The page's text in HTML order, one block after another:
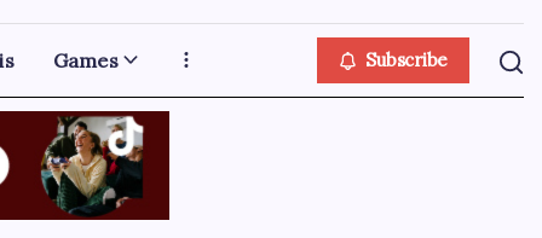
Games Subscribe